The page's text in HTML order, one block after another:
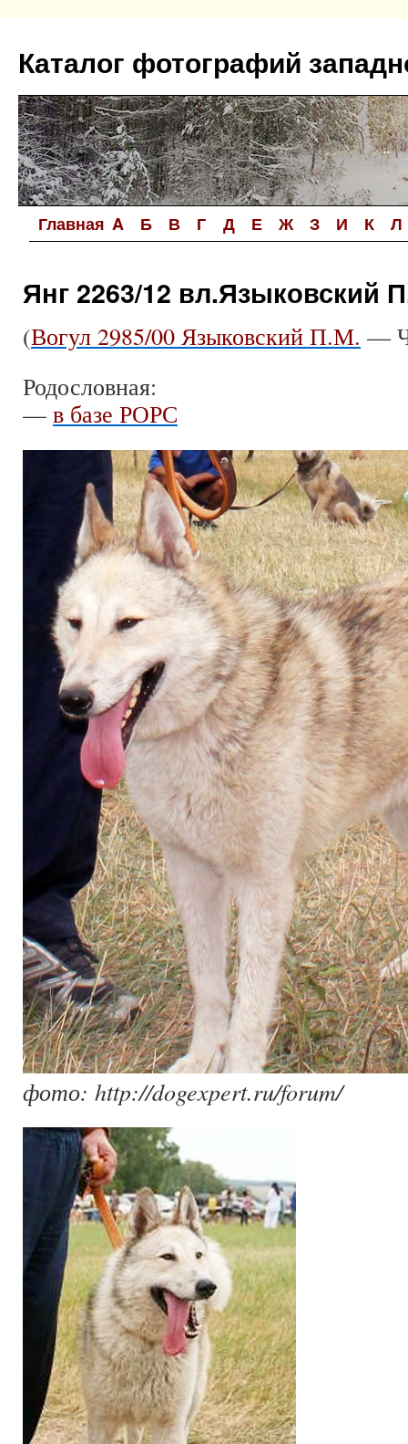
содержимому
Каталог фотографий
Главная A Б В Г Д Е Ж З И К Л
Янг 2263/12 вл.Языковский
(Вогул 2985/00 Языковский П.М. —
Родословная:
— в базе РОРС
фото: http://dogexpert.ru/forum/